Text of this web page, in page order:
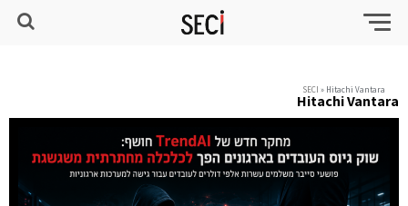
SECI » Hitachi Vantara
Hitachi Vantara